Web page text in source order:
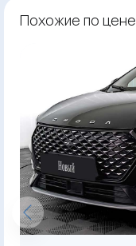
Похожие по цене